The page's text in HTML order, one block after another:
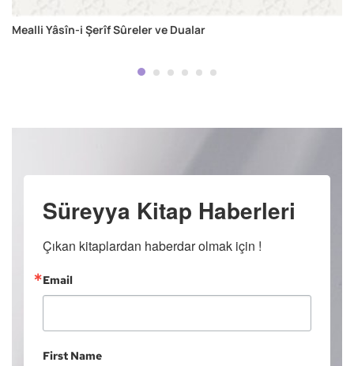
Mealli Yâsîn-i Şerîf Sûreler ve Dualar
Süreyya Kitap Haberleri
Çıkan kitaplardan haberdar olmak için !
Email
First Name